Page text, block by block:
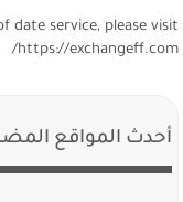
date service, please visit
https://exchangeff.com/
أحدث المواقع